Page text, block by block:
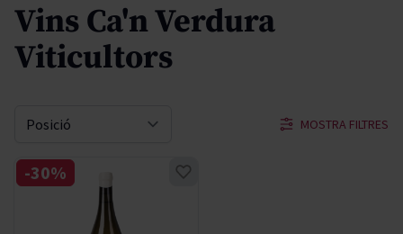
Vins Ca'n Verdura
Viticultors
MOSTRA FILTRES
Sort By
-30%